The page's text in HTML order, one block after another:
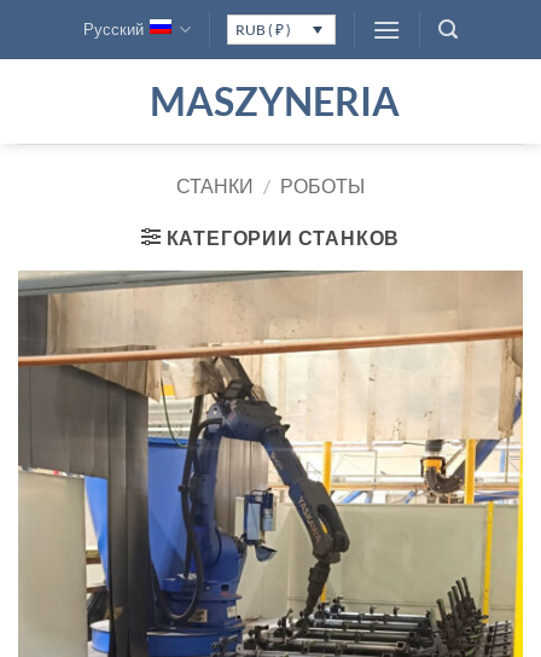
Русский RUB ( ₽ )
MASZYNERIA
СТАНКИ / РОБОТЫ
КАТЕГОРИИ СТАНКОВ